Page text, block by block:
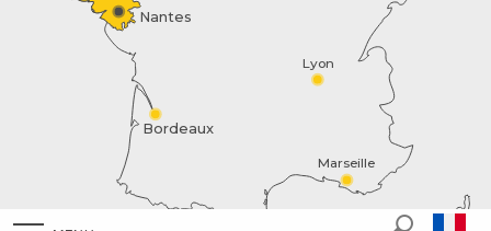
Marseille
Lyon
Bordeaux
Nantes